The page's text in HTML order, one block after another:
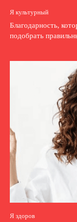
Я культурный
Благодарность,
подобрать
Я здоров